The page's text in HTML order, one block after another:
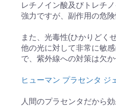
レチノイン酸及びトレチ
強力ですが、副作用の危険
また、光毒性(ひかりどく
他の光に対して非常に敏
で、紫外線への対策は欠
ヒューマン プラセンタ ジ
人間のプラセンタだから